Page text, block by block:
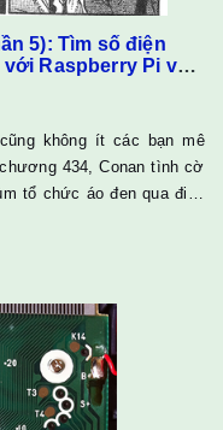
5): Tìm số điện
Raspberry Pi và
không ít các bạn mê
434, Conan tình cờ
tổ chức áo đen qua điện
biết đến Raspberry Pi
phím điện thoại di động
trọng. Bài này tui sẽ
dựa vào âm thanh bàn